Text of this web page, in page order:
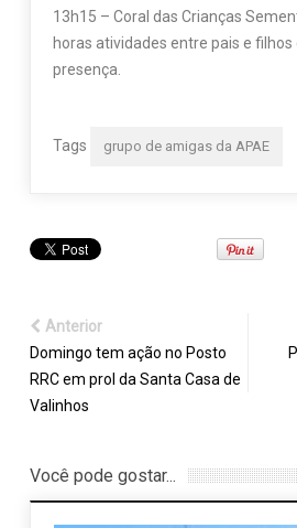
13h15 – Coral das Crianças
horas atividades entre pais e
presença.
Tags grupo de amigas da APAE
Anterior
Domingo tem ação no Posto
RRC em prol da Santa Casa de
Valinhos
Você pode gostar...